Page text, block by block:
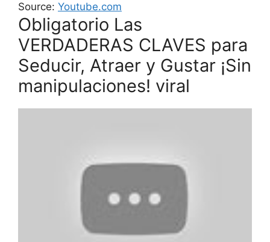
Source: Youtube.com
Obligatorio Las
VERDADERAS CLAVES para
Seducir, Atraer y Gustar ¡Sin
manipulaciones! viral